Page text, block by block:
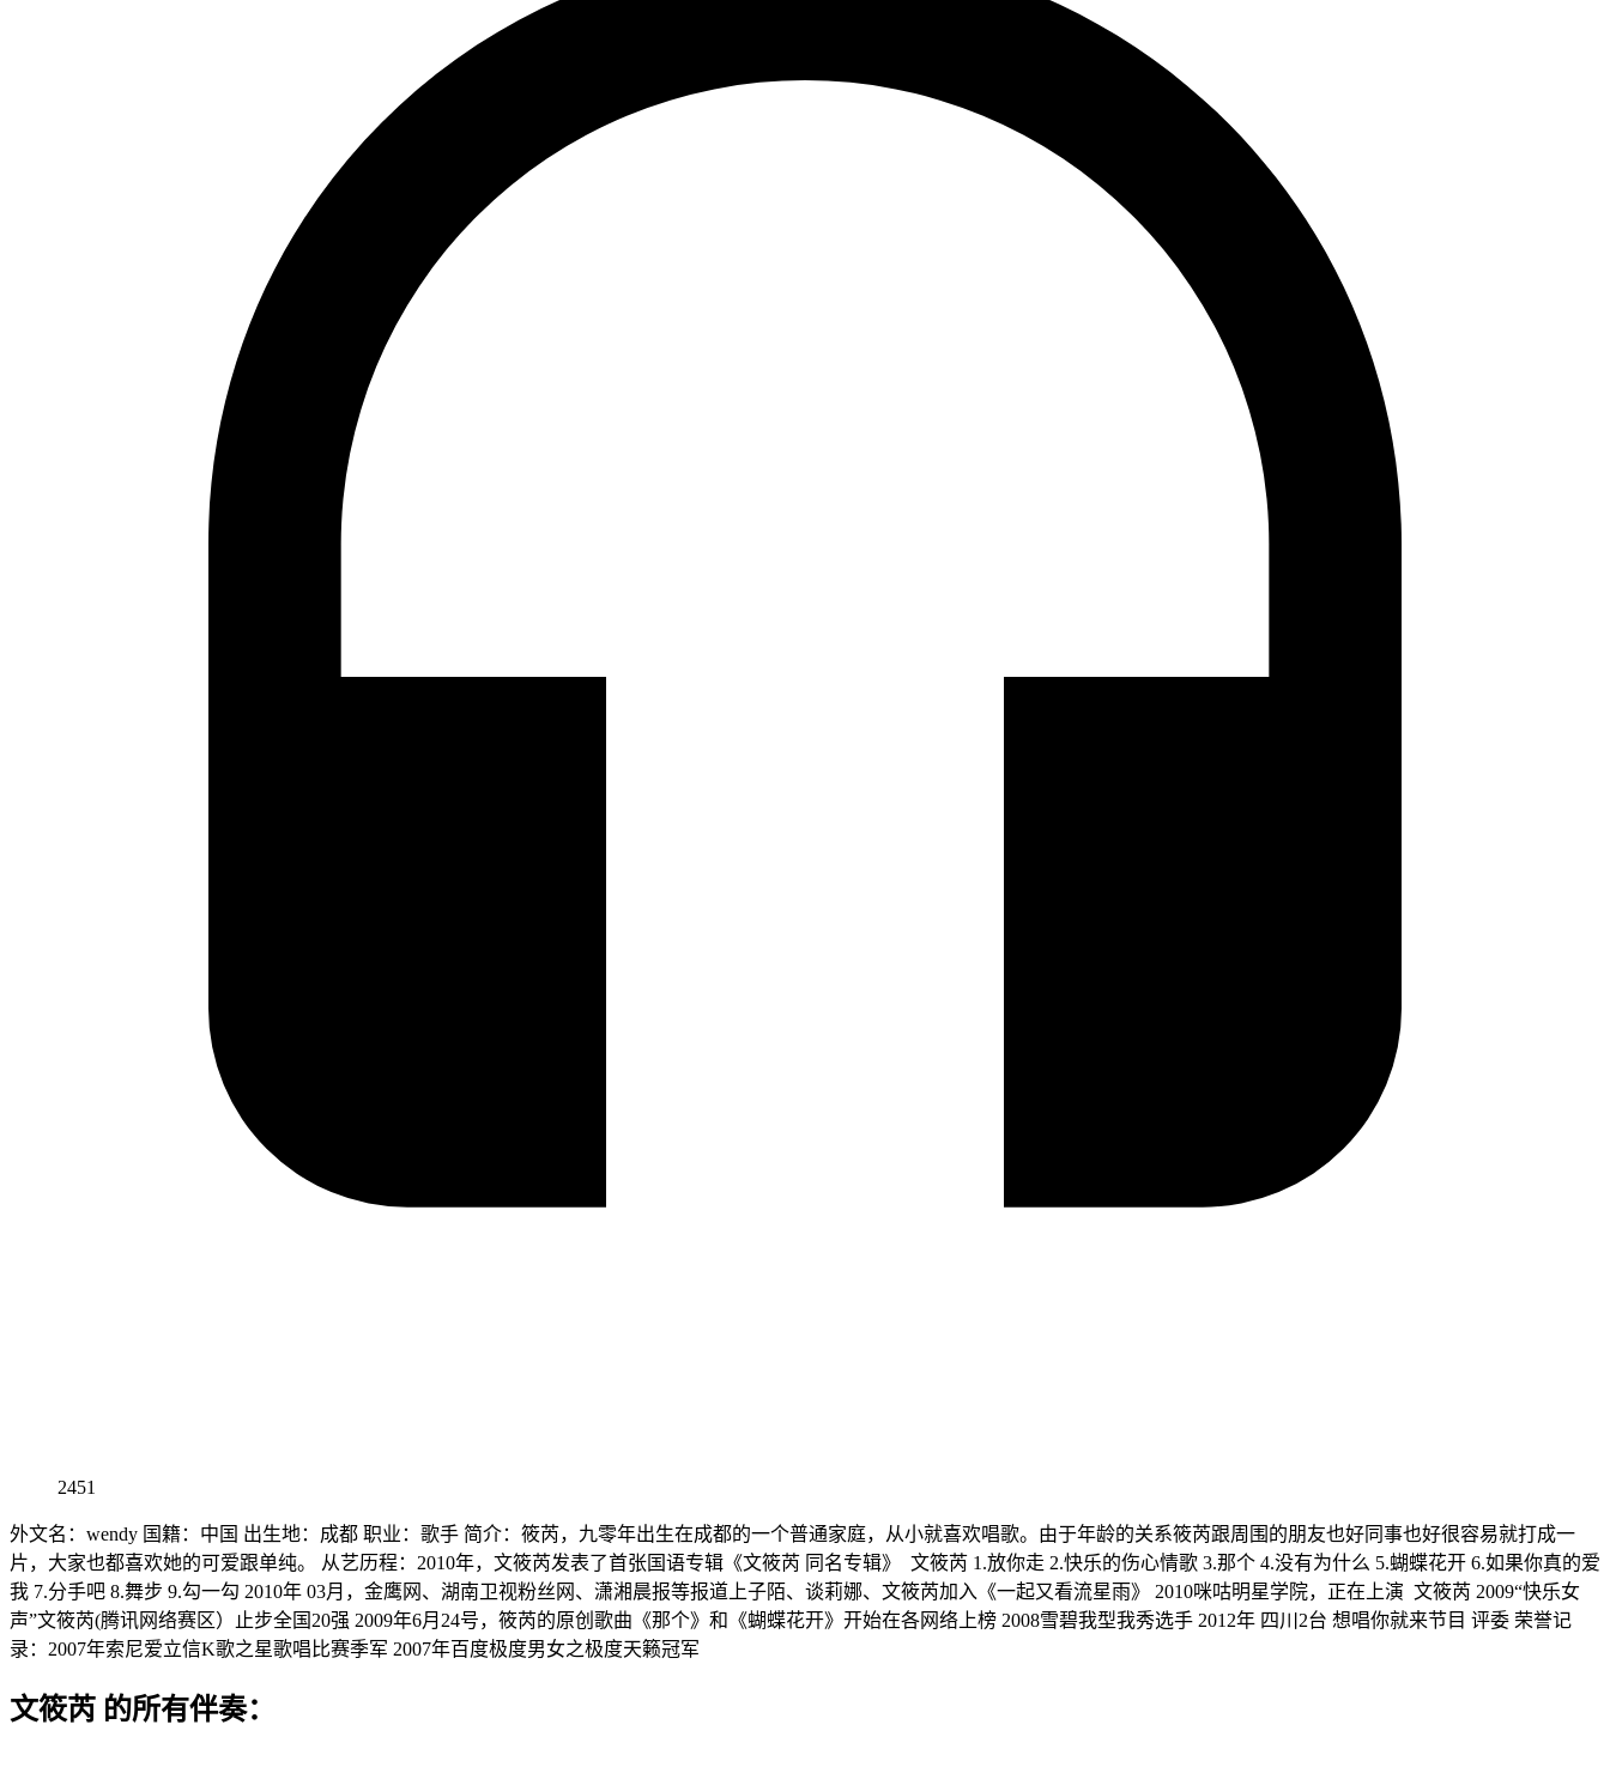
2451
外文名：wendy 国籍：中国 出生地：成都 职业：歌手 简介：筱芮，九零年出生在成都的一个普通家庭，从小就喜欢唱歌。由于年龄的关系筱芮跟周围的朋友也好同事也好很容易就打成一
片，大家也都喜欢她的可爱跟单纯。 从艺历程：2010年，文筱芮发表了首张国语专辑《文筱芮 同名专辑》 文筱芮 1.放你走 2.快乐的伤心情歌 3.那个 4.没有为什么 5.蝴蝶花开 6.如果你真的爱
我 7.分手吧 8.舞步 9.勾一勾 2010年 03月，金鹰网、湖南卫视粉丝网、潇湘晨报等报道上子陌、谈莉娜、文筱芮加入《一起又看流星雨》 2010咪咕明星学院，正在上演 文筱芮 2009“快乐女
声”文筱芮(腾讯网络赛区）止步全国20强 2009年6月24号，筱芮的原创歌曲《那个》和《蝴蝶花开》开始在各网络上榜 2008雪碧我型我秀选手 2012年 四川2台 想唱你就来节目 评委 荣誉记
录：2007年索尼爱立信K歌之星歌唱比赛季军 2007年百度极度男女之极度天籁冠军
文筱芮 的所有伴奏：